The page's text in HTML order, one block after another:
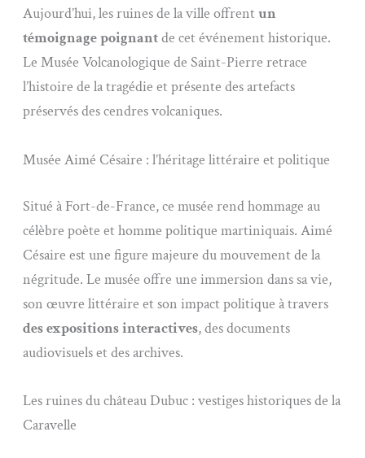
Aujourd’hui, les ruines de la ville offrentun
témoignage poignantde cet événement historique.
Le Musée Volcanologique de Saint-Pierre retrace
l’histoire de la tragédie et présente des artefacts
préservés des cendres volcaniques.
Musée Aimé Césaire : l’héritage littéraire et politique
Situé à Fort-de-France, ce musée rend hommage au
célèbre poète et homme politique martiniquais. Aimé
Césaire est une figure majeure du mouvement de la
négritude. Le musée offre une immersion dans sa vie,
son œuvre littéraire et son impact politique à travers
des expositions interactives, des documents
audiovisuels et des archives.
Les ruines du château Dubuc : vestiges historiques de la
Caravelle